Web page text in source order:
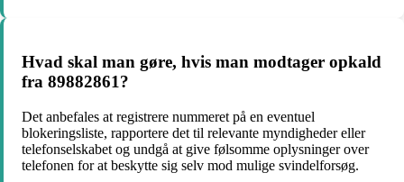
Hvad skal man gøre, hvis man modtager opkald
fra 89882861?
Det anbefales at registrere nummeret på en eventuel
blokeringsliste, rapportere det til relevante myndigheder eller
telefonselskabet og undgå at give følsomme oplysninger over
telefonen for at beskytte sig selv mod mulige svindelforsøg.